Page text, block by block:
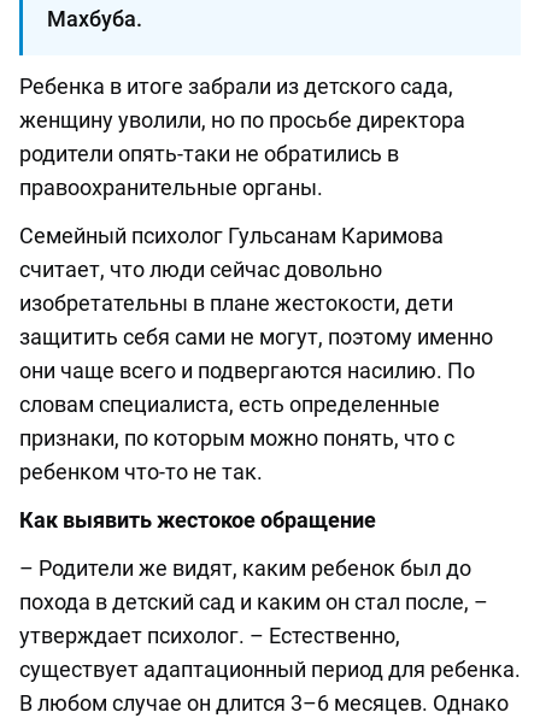
Махбуба.
Ребенка в итоге забрали из детского сада,
женщину уволили, но по просьбе директора
родители опять-таки не обратились в
правоохранительные органы.
Семейный психолог Гульсанам Каримова
считает, что люди сейчас довольно
изобретательны в плане жестокости, дети
защитить себя сами не могут, поэтому именно
они чаще всего и подвергаются насилию. По
словам специалиста, есть определенные
признаки, по которым можно понять, что с
ребенком что-то не так.
Как выявить жестокое обращение
– Родители же видят, каким ребенок был до
похода в детский сад и каким он стал после, –
утверждает психолог. – Естественно,
существует адаптационный период для ребенка.
В любом случае он длится 3–6 месяцев. Однако